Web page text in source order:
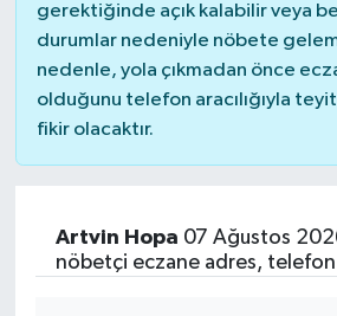
gerektiğinde açık kalabilir veya
durumlar nedeniyle nöbete
nedenle, yola çıkmadan önce
olduğunu telefon aracılığıyla
fikir olacaktır.
Artvin Hopa 07 Ağustos
nöbetçi eczane adres, telefon